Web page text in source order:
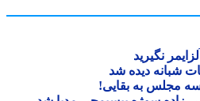
نگیرید
دیده شد
به بقایی!